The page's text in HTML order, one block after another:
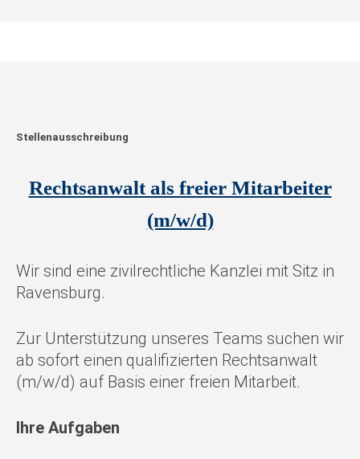
Stellenausschreibung
Rechtsanwalt als freier Mitarbeiter
(m/w/d)
Wir sind eine zivilrechtliche Kanzlei mit Sitz in
Ravensburg.
Zur Unterstützung unseres Teams suchen wir
ab sofort einen qualifizierten Rechtsanwalt
(m/w/d) auf Basis einer freien Mitarbeit.
Ihre Aufgaben